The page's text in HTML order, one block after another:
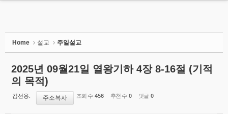
Home 설교 주일설교
2025년 09월21일 열왕기하 4장 8-16절 (기적
의 목적)
김선용. 주소복사 조회 수 456 추천 수 0 댓글 0
HOME
설교
- 주일설교